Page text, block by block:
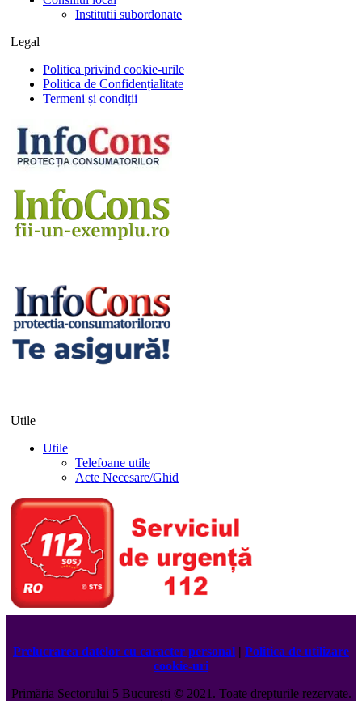
Institutii subordonate
Legal
Politica privind cookie-urile
Politica de Confidențialitate
Termeni și condiții
Utile
Utile
Telefoane utile
Acte Necesare/Ghid
Prelucrarea datelor cu caracter personal | Politica de utilizare
cookie-uri
Primăria Sectorului 5 București ©️2021. Toate drepturile rezervate.